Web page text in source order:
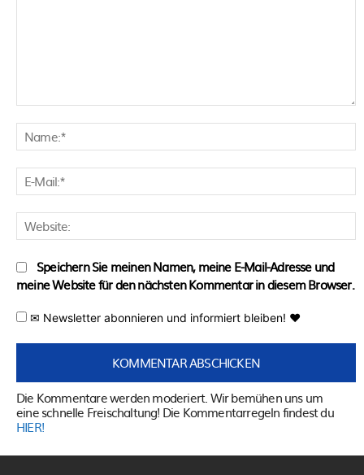
Speichern Sie meinen Namen, meine E-Mail-Adresse und
meine Website für den nächsten Kommentar in diesem Browser.
✉ Newsletter abonnieren und informiert bleiben! ♥
Die Kommentare werden moderiert. Wir bemühen uns um
eine schnelle Freischaltung! Die Kommentarregeln findest du
HIER!